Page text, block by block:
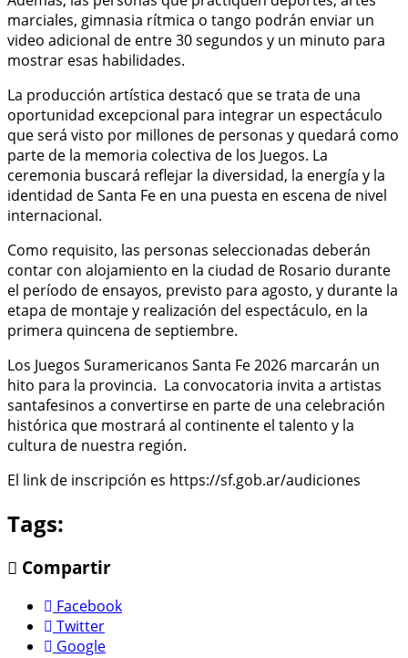
marciales, gimnasia rítmica o tango podrán enviar un
video adicional de entre 30 segundos y un minuto para
mostrar esas habilidades.
La producción artística destacó que se trata de una
oportunidad excepcional para integrar un espectáculo
que será visto por millones de personas y quedará como
parte de la memoria colectiva de los Juegos. La
ceremonia buscará reflejar la diversidad, la energía y la
identidad de Santa Fe en una puesta en escena de nivel
internacional.
Como requisito, las personas seleccionadas deberán
contar con alojamiento en la ciudad de Rosario durante
el período de ensayos, previsto para agosto, y durante la
etapa de montaje y realización del espectáculo, en la
primera quincena de septiembre.
Los Juegos Suramericanos Santa Fe 2026 marcarán un
hito para la provincia. La convocatoria invita a artistas
santafesinos a convertirse en parte de una celebración
histórica que mostrará al continente el talento y la
cultura de nuestra región.
El link de inscripción es https://sf.gob.ar/audiciones
Tags:
Compartir
Facebook
Twitter
Google